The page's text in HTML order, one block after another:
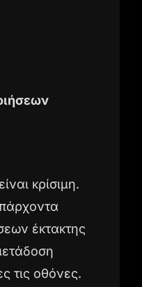
κρίσιμη.
έκτακτης
τις οθόνες.